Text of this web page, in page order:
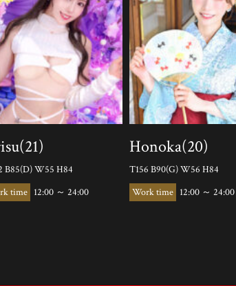
B85(D) W55 H84
12:00 ～ 24:00
Honoka(20)
T156 B90(G) W56 H84
12:00 ～ 24:00